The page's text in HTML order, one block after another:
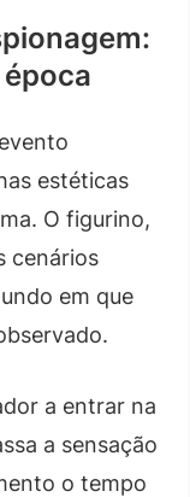
estéticas
O figurino,
cenários
em que
a entrar na
a sensação
o tempo